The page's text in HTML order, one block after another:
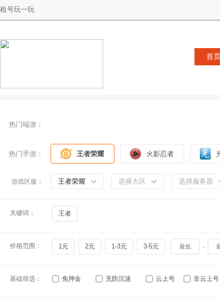
租号玩一玩
首
热门端游：
热门手游： 王者荣耀 火影忍者
游戏区服： 王者荣耀 选择大区 选择服务器
关键词： 王者
价格范围： 1元 2元 1-3元 3-5元 -
基础筛选： 免押金 无防沉迷 云上号 非云上号